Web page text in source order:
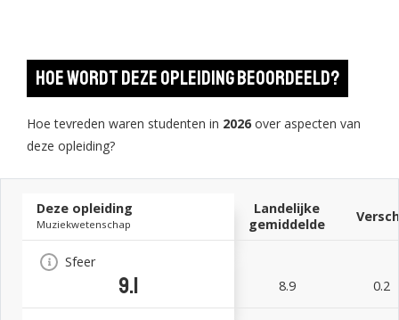
Hoe wordt deze opleiding beoordeeld?
Hoe tevreden waren studenten in 2026 over aspecten van
deze opleiding?
Deze opleiding
Muziekwetenschap
Landelijke
gemiddelde
Sfeer
9.1 8.9 0.2